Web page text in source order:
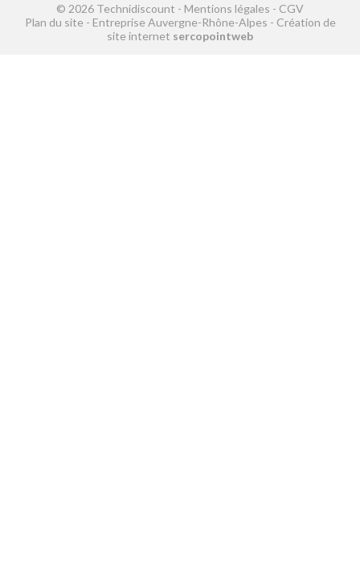
© 2026 Technidiscount - Mentions légales - CGV
Plan du site - Entreprise Auvergne-Rhône-Alpes - Création de
site internet sercopointweb